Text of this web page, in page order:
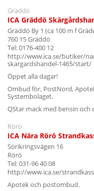
Gräddö
ICA Gräddö
Gräddö By 1 (ca 100 m f
760 15 Gräddö
Tel: 0176-400 12
http://www.ica.se/butiker/
skargardshandel-1465/start/
Öppet alla dagar!
Ombud för, PostNord,
Systembolaget.
QStar mack med bensin och
Rörö
ICA Nära Rörö
Sörikringsvägen 16
Rörö
Tel: 031-96 40 08
http://www.ica.se/
Apotek och postombud.